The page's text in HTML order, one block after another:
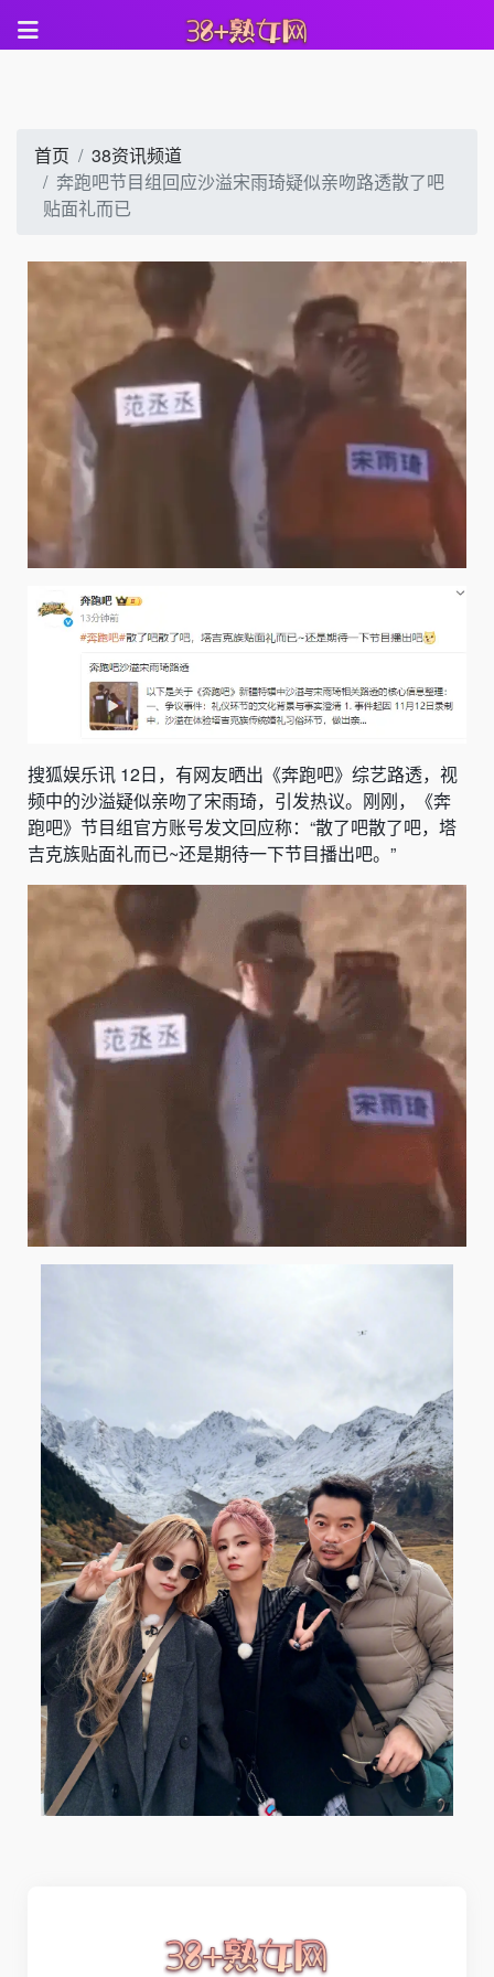
首页
38资讯频道
奔跑吧节目组回应沙溢宋雨琦疑似亲吻路透散了吧
贴面礼而已
搜狐娱乐讯 12日，有网友晒出《奔跑吧》综艺路透，视
频中的沙溢疑似亲吻了宋雨琦，引发热议。刚刚，《奔
跑吧》节目组官方账号发文回应称：“散了吧散了吧，塔
吉克族贴面礼而已~还是期待一下节目播出吧。”